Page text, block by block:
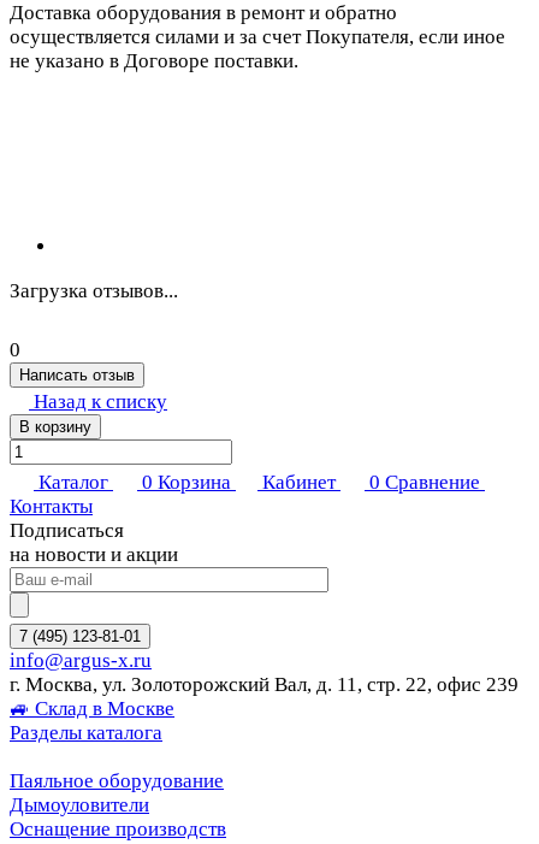
Доставка оборудования в ремонт и обратно
осуществляется силами и за счет Покупателя, если иное
не указано в Договоре поставки.
Загрузка отзывов...
0
Написать отзыв
Назад к списку
В корзину
Каталог 0 Корзина Кабинет 0 Сравнение
Контакты
Подписаться
на новости и акции
7 (495) 123-81-01
info@argus-x.ru
г. Москва, ул. Золоторожский Вал, д. 11, стр. 22, офис 239
🚙 Склад в Москве
Разделы каталога
Паяльное оборудование
Дымоуловители
Оснащение производств